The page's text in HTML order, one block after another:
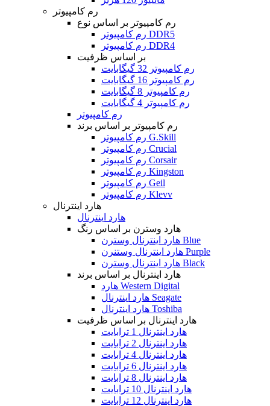
رم کامپیوتر
رم کامپیوتر بر اساس نوع
رم کامپیوتر DDR5
رم کامپیوتر DDR4
بر اساس ظرفیت
رم کامپیوتر 32 گیگابایت
رم کامپیوتر 16 گیگابایت
رم کامپیوتر 8 گیگابایت
رم کامپیوتر 4 گیگابایت
رم کامپیوتر
رم کامپیوتر بر اساس برند
رم کامپیوتر G.Skill
رم کامپیوتر Crucial
رم کامپیوتر Corsair
رم کامپیوتر Kingston
رم کامپیوتر Geil
رم کامپیوتر Klevv
هارد اینترنال
هارد اینترنال
هارد وسترن بر اساس رنگ
هارد اینترنال وسترن Blue
هارد اینترنال وستنرن Purple
هارد اینترنال وسترن Black
هارد اینترنال بر اساس برند
هارد Western Digital
هارد اینترنال Seagate
هارد اینترنال Toshiba
هارد اینترنال بر اساس ظرفیت
هارد اینترنال 1 ترابایت
هارد اینترنال 2 ترابایت
هارد اینترنال 4 ترابایت
هارد اینترنال 6 ترابایت
هارد اینترنال 8 ترابایت
هارد اینترنال 10 ترابایت
هارد اینترنال 12 ترابایت